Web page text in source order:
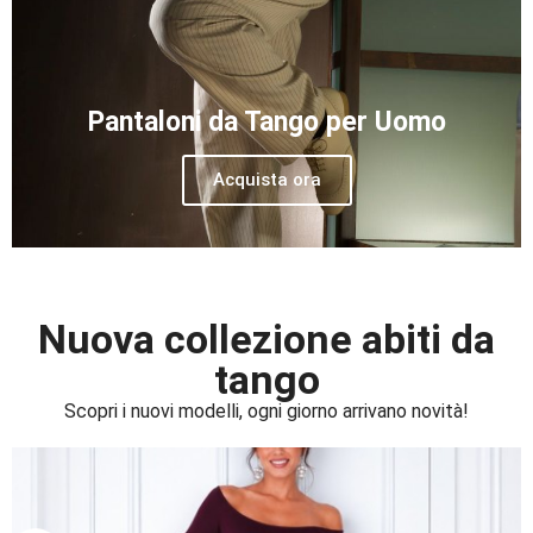
Pantaloni da Tango per Uomo
Acquista ora
Nuova collezione abiti da
tango
Scopri i nuovi modelli, ogni giorno arrivano novità!